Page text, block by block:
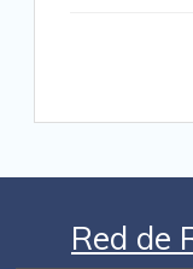
Red de